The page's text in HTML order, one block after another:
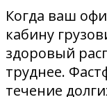
Когда ваш
кабину
здоровый
труднее.
течение